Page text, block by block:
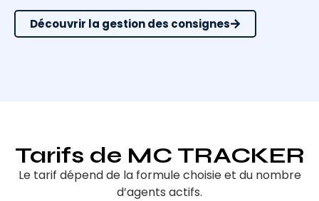
Découvrir la gestion des consignes
Tarifs de MC TRACKER
Le tarif dépend de la formule choisie et du nombre
d’agents actifs.